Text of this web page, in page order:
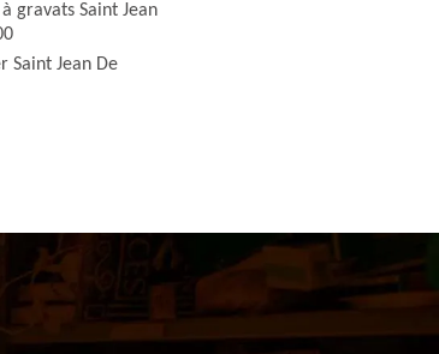
gravats Saint Jean
Saint Jean De